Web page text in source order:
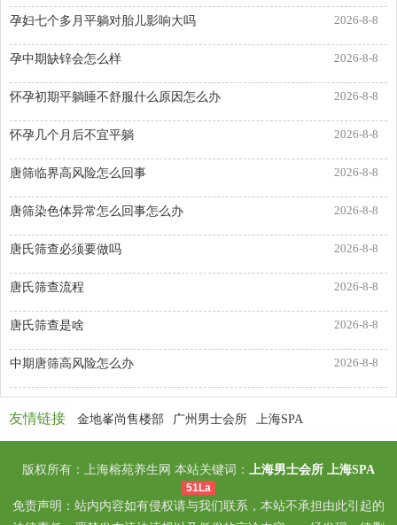
2026-8-8
孕妇七个多月平躺对胎儿影响大吗
2026-8-8
孕中期缺锌会怎么样
2026-8-8
怀孕初期平躺睡不舒服什么原因怎么办
2026-8-8
怀孕几个月后不宜平躺
2026-8-8
唐筛临界高风险怎么回事
2026-8-8
唐筛染色体异常怎么回事怎么办
2026-8-8
唐氏筛查必须要做吗
2026-8-8
唐氏筛查流程
2026-8-8
唐氏筛查是啥
2026-8-8
中期唐筛高风险怎么办
友情链接 金地峯尚售楼部 广州男士会所 上海SPA
版权所有：上海榕苑养生网 本站关键词： 上海男士会所 上海SPA
51La
免责声明：站内内容如有侵权请与我们联系，本站不承担由此引起的